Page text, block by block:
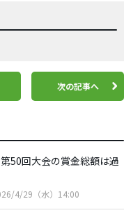
次の記事へ
50回大会の賞金総額は過
4/29（水）14:00